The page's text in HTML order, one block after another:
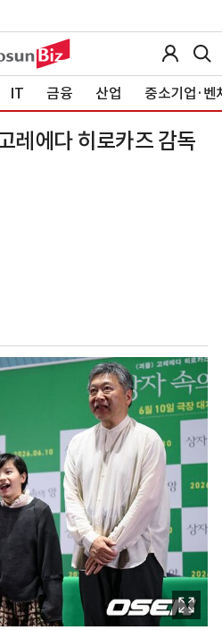
IT 금융 산업 중소기업·벤
레에다 히로카즈 감독